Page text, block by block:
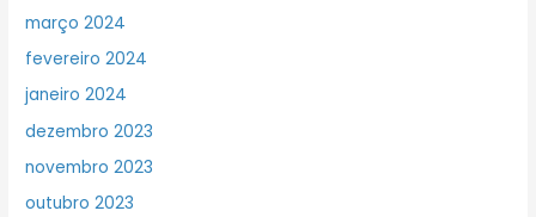
março 2024
fevereiro 2024
janeiro 2024
dezembro 2023
novembro 2023
outubro 2023